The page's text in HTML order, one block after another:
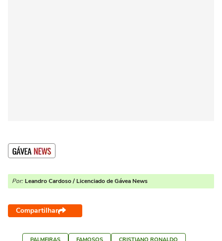
Por: Leandro Cardoso / Licenciado de Gávea News
Compartilhar